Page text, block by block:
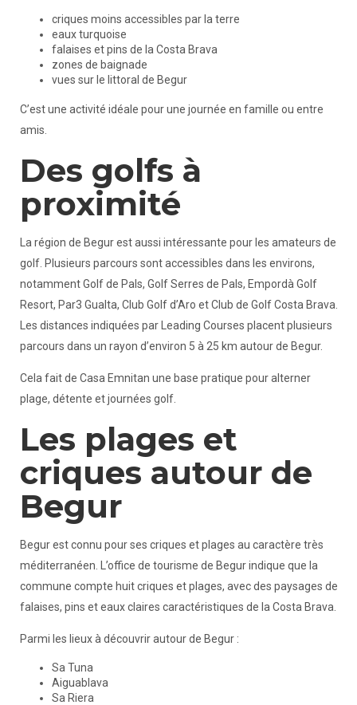
criques moins accessibles par la terre
eaux turquoise
falaises et pins de la Costa Brava
zones de baignade
vues sur le littoral de Begur
C’est une activité idéale pour une journée en famille ou entre
amis.
Des golfs à
proximité
La région de Begur est aussi intéressante pour les amateurs de
golf. Plusieurs parcours sont accessibles dans les environs,
notamment Golf de Pals, Golf Serres de Pals, Empordà Golf
Resort, Par3 Gualta, Club Golf d’Aro et Club de Golf Costa Brava.
Les distances indiquées par Leading Courses placent plusieurs
parcours dans un rayon d’environ 5 à 25 km autour de Begur.
Cela fait de Casa Emnitan une base pratique pour alterner
plage, détente et journées golf.
Les plages et
criques autour de
Begur
Begur est connu pour ses criques et plages au caractère très
méditerranéen. L’office de tourisme de Begur indique que la
commune compte huit criques et plages, avec des paysages de
falaises, pins et eaux claires caractéristiques de la Costa Brava.
Parmi les lieux à découvrir autour de Begur :
Sa Tuna
Aiguablava
Sa Riera